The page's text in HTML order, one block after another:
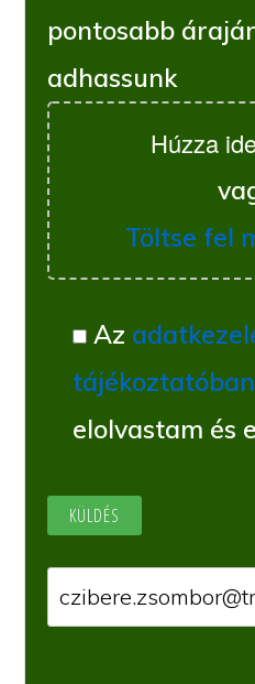
pontosabb
adhassunk
Húzza
Töltse fel
Az
tájékoztatóban
elolvastam és